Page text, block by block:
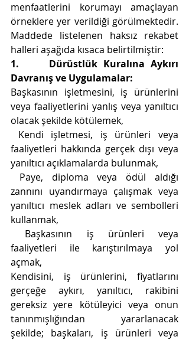
menfaatlerini korumayı amaçlayan
örneklere yer verildiği görülmektedir.
Maddede listelenen haksız rekabet
halleri aşağıda kısaca belirtilmiştir:
1. Dürüstlük Kuralına Aykırı
Davranış ve Uygulamalar:
Başkasının işletmesini, iş ürünlerini
veya faaliyetlerini yanlış veya yanıltıcı
olacak şekilde kötülemek,
Kendi işletmesi, iş ürünleri veya
faaliyetleri hakkında gerçek dışı veya
yanıltıcı açıklamalarda bulunmak,
Paye, diploma veya ödül aldığı
zannını uyandırmaya çalışmak veya
yanıltıcı meslek adları ve sembolleri
kullanmak,
Başkasının iş ürünleri veya
faaliyetleri ile karıştırılmaya yol
açmak,
Kendisini, iş ürünlerini, fiyatlarını
gerçeğe aykırı, yanıltıcı, rakibini
gereksiz yere kötüleyici veya onun
tanınmışlığından yararlanacak
şekilde; başkaları, iş ürünleri veya